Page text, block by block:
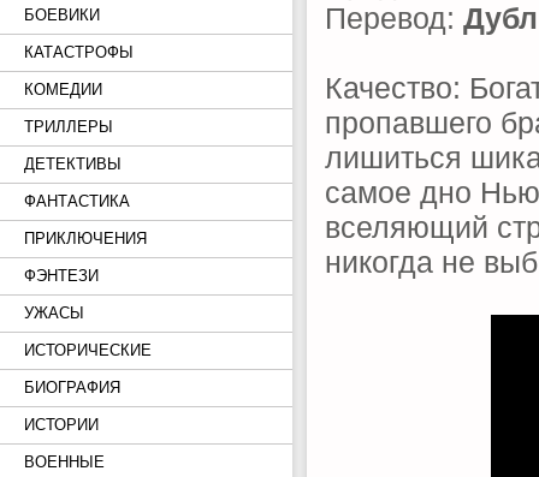
БОЕВИКИ
КАТАСТРОФЫ
КОМЕДИИ
ТРИЛЛЕРЫ
ДЕТЕКТИВЫ
ФАНТАСТИКА
ПРИКЛЮЧЕНИЯ
ФЭНТЕЗИ
УЖАСЫ
ИСТОРИЧЕСКИЕ
БИОГРАФИЯ
ИСТОРИИ
ВОЕННЫЕ
Перевод:
Качество:
пропавшего
лишиться
самое дно
вселяющий
никогда не